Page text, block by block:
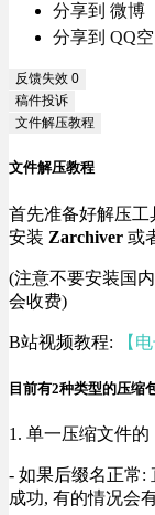
分享到 微博
分享到 QQ
反馈失效 0
稿件投诉
文件解压教程
文件解压教程
首先准备好解压工
安装 Zarchiver 或
(注意不要安装国
会收费)
B站视频教程: 【
目前有2种类型的压缩
1. 单一压缩文件
- 如果后缀名正常:
成功, 有的情况会